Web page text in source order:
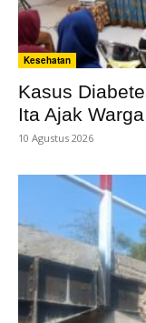
Kesehatan
Kasus
Ita Ajak
10 Agustus 2026